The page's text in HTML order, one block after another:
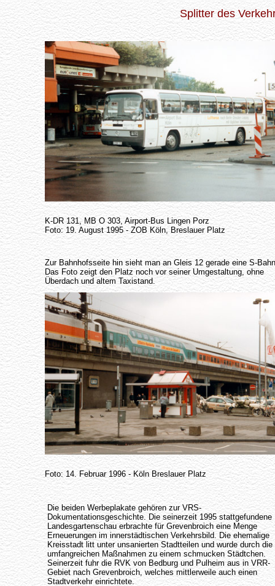
Splitter des
K-DR 131, MB O 303, Airport-Bus Lingen Porz
Foto: 19. August 1995 - ZOB Köln, Breslauer Platz
Zur Bahnhofsseite hin sieht man an Gleis 12 gerade eine S-
Das Foto zeigt den Platz noch vor seiner Umgestaltung, ohne
Überdach und altem Taxistand.
Foto: 14. Februar 1996 - Köln Breslauer Platz
Die beiden Werbeplakate gehören zur VRS-
Dokumentationsgeschichte. Die seinerzeit 1995 stattgefundene
Landesgartenschau erbrachte für Grevenbroich eine Menge
Erneuerungen im innerstädtischen Verkehrsbild. Die ehemalige
Kreisstadt litt unter unsanierten Stadtteilen und wurde durch die
umfangreichen Maßnahmen zu einem schmucken Städtchen.
Seinerzeit fuhr die RVK von Bedburg und Pulheim aus in VRR-
Gebiet nach Grevenbroich, welches mittlerweile auch einen
Stadtverkehr einrichtete.